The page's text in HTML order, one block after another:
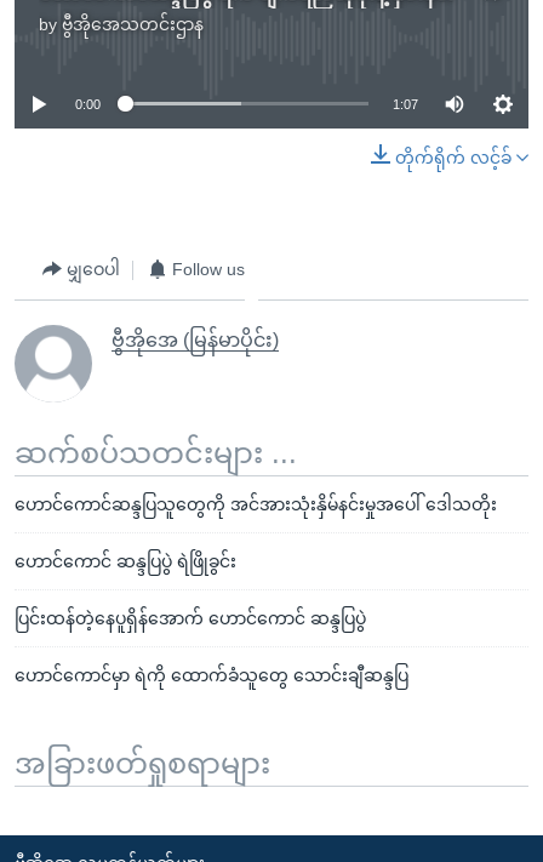
by ဗွီအိုအေသတင်းဌာန
No media source currently available
0:00 1:07
တိုက်ရိုက် လင့်ခ်
မျှဝေပါ Follow us
ဗွီအိုအေ (မြန်မာပိုင်း)
ဆက်စပ်သတင်းများ ...
ဟောင်ကောင်ဆန္ဒပြသူတွေကို အင်အားသုံးနှိမ်နင်းမှုအပေါ် ဒေါသတိုး
ဟောင်ကောင် ဆန္ဒပြပွဲ ရဲဖြိုခွင်း
ပြင်းထန်တဲ့နေပူရှိန်အောက် ဟောင်ကောင် ဆန္ဒပြပွဲ
ဟောင်ကောင်မှာ ရဲကို ထောက်ခံသူတွေ သောင်းချီဆန္ဒပြ
အခြားဖတ်ရှုစရာများ